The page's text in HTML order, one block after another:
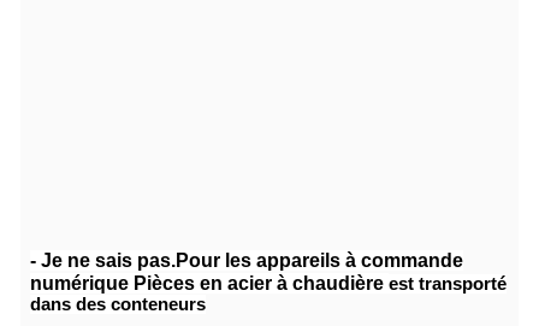
- Je ne sais pas.Pour les appareils à commande
numérique Pièces en acier à chaudière est transporté
dans des conteneurs